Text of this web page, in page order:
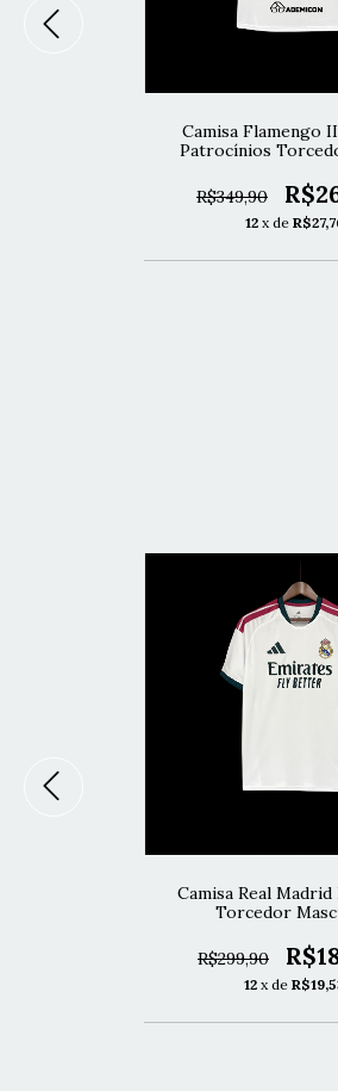
Camisa Flamengo
Patrocínios
R$349,90
12 x de
Camisa Real
Torcedor
R$299,90
12 x de